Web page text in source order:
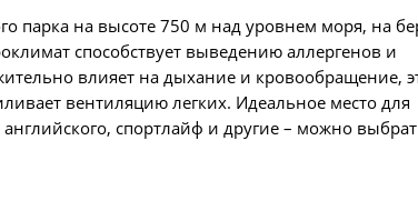
парка на высоте 750 м над уровнем моря, на
способствует выведению аллергенов и
влияет на дыхание и кровообращение,
вентиляцию легких. Идеальное место для
спортлайф и другие – можно